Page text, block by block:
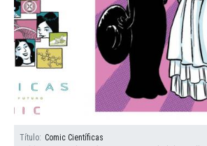
Título
Comic Científicas